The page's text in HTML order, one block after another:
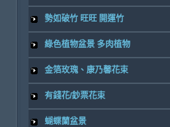
勢如破竹 旺旺 開運竹
綠色植物盆景 多肉植物
金箔玫瑰、康乃馨花束
有錢花/鈔票花束
蝴蝶蘭盆景